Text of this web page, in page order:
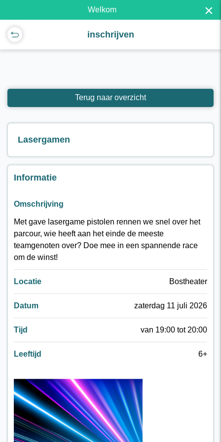
Welkom ×
inschrijven
Terug naar overzicht
Lasergamen
Informatie
Omschrijving
Met gave lasergame pistolen rennen we snel over het
parcour, wie heeft aan het einde de meeste
teamgenoten over? Doe mee in een spannende race
om de winst!
Locatie Bostheater
Datum zaterdag 11 juli 2026
Tijd van 19:00 tot 20:00
Leeftijd 6+